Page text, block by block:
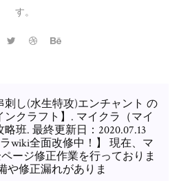
す。
刺し(水生特攻)エンチャント の
ンクラフト】. マイクラ（マイ
班. 最終更新日：2020.07.13
wiki全面改修中！】 現在、マ
ージ修正作業を行っておりま
や修正漏れがありま